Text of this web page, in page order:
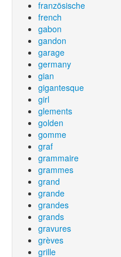
französische
french
gabon
gandon
garage
germany
gian
gigantesque
girl
glements
golden
gomme
graf
grammaire
grammes
grand
grande
grandes
grands
gravures
grèves
grille